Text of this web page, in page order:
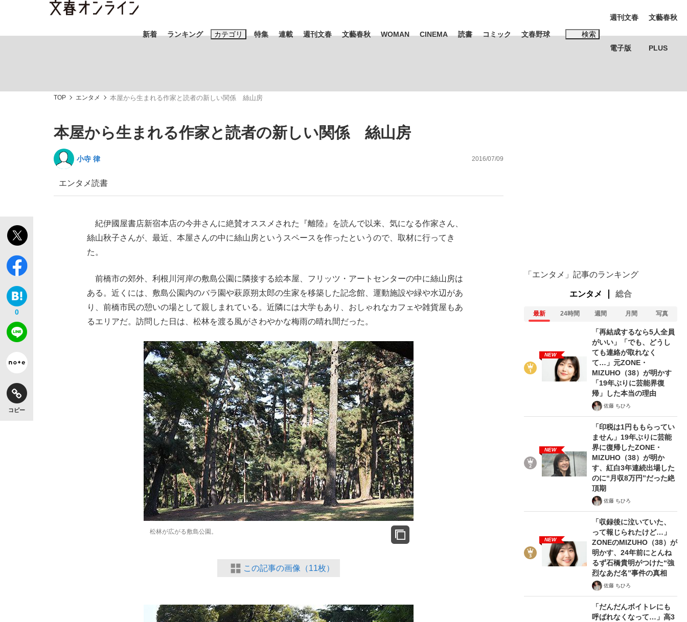
新着 ランキング カテゴリ
「90%は失敗する。でも…」本田圭佑が初めて明かした日本代表監督に... 「最悪の空気のまま解散」WBC日本代表“敗戦”の真実 選手が明かす...
「敗因分析は一切聞かれなかった」侍ジャパン選手が証言した“NPB聞... 「クマが悪者扱いされているのが悲しい」『北の国から』倉本聰氏（91...
「目標達成できなかったからと言って…」サッカー日本代表・森保一監督...
もっと見る
特集
終戦から81年 私のあのとき、私のいま
いまさら聞けない資産運用のすべて
もっと見る
連載 週刊文春 文藝春秋 WOMAN CINEMA 読書 コミック 文春野球 検索
おすすめのキーワードタグ一覧
#藤田晋 #三山凌輝 #高市早苗 #後藤真希 #森岡毅 #城彰二
#玉木雄一郎
#亀和田武
週刊文春
電子版
文藝春秋
PLUS
TOP エンタメ 本屋から生まれる作家と読者の新しい関係 絲山房
本屋から生まれる作家と読者の新しい関係 絲山房
小寺 律 2016/07/09
エンタメ読書
0
コピー
紀伊國屋書店新宿本店の今井さんに絶賛オススメされた『離陸』を読んで以来、気になる作家さん、
絲山秋子さんが、最近、本屋さんの中に絲山房というスペースを作ったというので、取材に行ってき
た。
前橋市の郊外、利根川河岸の敷島公園に隣接する絵本屋、フリッツ・アートセンターの中に絲山房は
ある。近くには、敷島公園内のバラ園や萩原朔太郎の生家を移築した記念館、運動施設や緑や水辺があ
り、前橋市民の憩いの場として親しまれている。近隣には大学もあり、おしゃれなカフェや雑貨屋もあ
るエリアだ。訪問した日は、松林を渡る風がさわやかな梅雨の晴れ間だった。
松林が広がる敷島公園。
この記事の画像（11枚）
「エンタメ」記事のランキング
エンタメ 総合
最新 24時間 週間 月間 写真
NEW
「再結成するなら5人全員
がいい」「でも、どうし
ても連絡が取れなく
て…」元ZONE・
MIZUHO（38）が明かす
「19年ぶりに芸能界復
帰」した本当の理由
佐藤 ちひろ
NEW
「印税は1円ももらってい
ません」19年ぶりに芸能
界に復帰したZONE・
MIZUHO（38）が明か
す、紅白3年連続出場した
のに“月収8万円”だった絶
頂期
佐藤 ちひろ
NEW
「収録後に泣いていた、
って報じられたけど…」
ZONEのMIZUHO（38）が
明かす、24年前にとんね
るず石橋貴明がつけた“強
烈なあだ名”事件の真相
佐藤 ちひろ
「だんだんボイトレにも
呼ばれなくなって…」高3